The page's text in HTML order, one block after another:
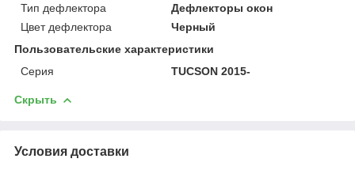
Тип дефлектора
Дефлекторы окон
Цвет дефлектора
Черный
Пользовательские характеристики
Серия
TUCSON 2015-
Скрыть
Условия доставки